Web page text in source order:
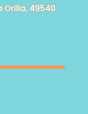
Orilla, 49540